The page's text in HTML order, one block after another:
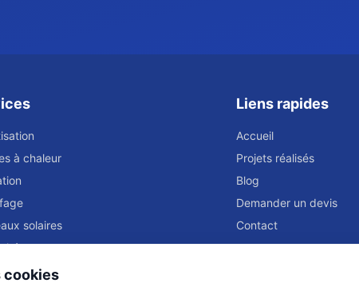
à chaleur
solaires
Liens rapides
Accueil
Projets réalisés
Blog
Demander un devis
Contact
cookies